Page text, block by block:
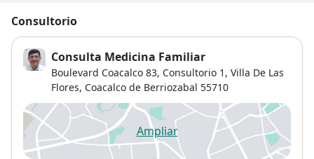
Consultorio
Consulta Medicina Familiar
Boulevard Coacalco 83, Consultorio 1, Villa De Las
Flores, Coacalco de Berriozabal 55710
Ampliarse abre en una nueva